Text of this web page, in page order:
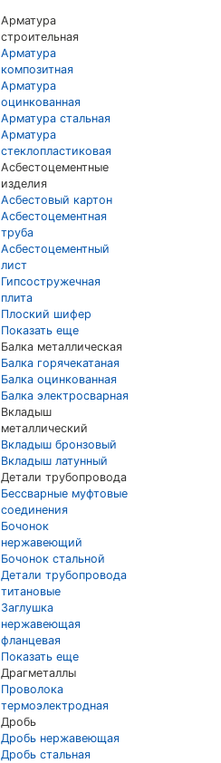
Арматура
строительная
Арматура
композитная
Арматура
оцинкованная
Арматура стальная
Арматура
стеклопластиковая
Асбестоцементные
изделия
Асбестовый картон
Асбестоцементная
труба
Асбестоцементный
лист
Гипсостружечная
плита
Плоский шифер
Показать еще
Балка металлическая
Балка горячекатаная
Балка оцинкованная
Балка электросварная
Вкладыш
металлический
Вкладыш бронзовый
Вкладыш латунный
Детали трубопровода
Бессварные муфтовые
соединения
Бочонок
нержавеющий
Бочонок стальной
Детали трубопровода
титановые
Заглушка
нержавеющая
фланцевая
Показать еще
Драгметаллы
Проволока
термоэлектродная
Дробь
Дробь нержавеющая
Дробь стальная